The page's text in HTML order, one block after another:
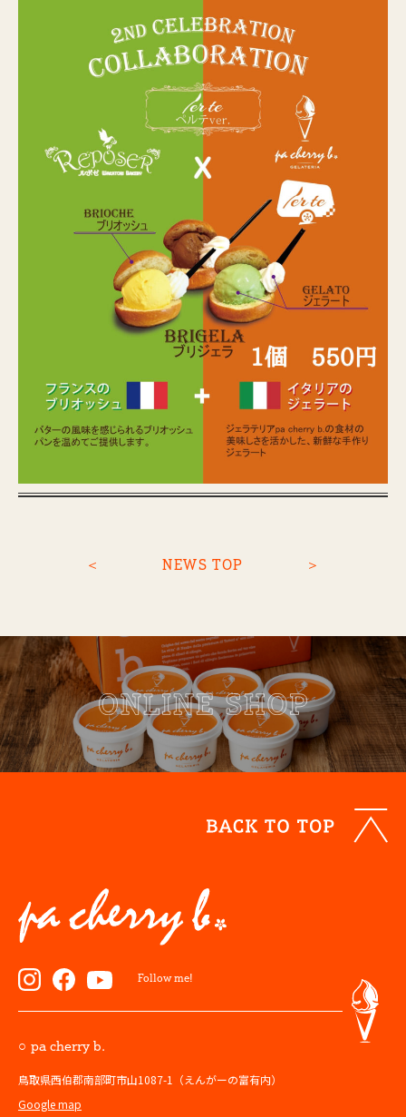
＜ NEWS TOP ＞
Follow me!
pa cherry b.
鳥取県西伯郡南部町市山1087-1（えんがーの富有内）
Google map